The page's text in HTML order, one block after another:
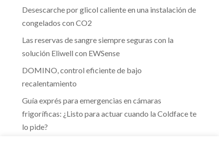
Desescarche por glicol caliente en una instalación de
congelados con CO2
Las reservas de sangre siempre seguras con la
solución Eliwell con EWSense
DOMINO, control eficiente de bajo
recalentamiento
Guía exprés para emergencias en cámaras
frigoríficas: ¿Listo para actuar cuando la Coldface te
lo pide?